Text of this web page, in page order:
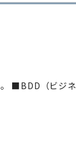
■BDD（ビジネ